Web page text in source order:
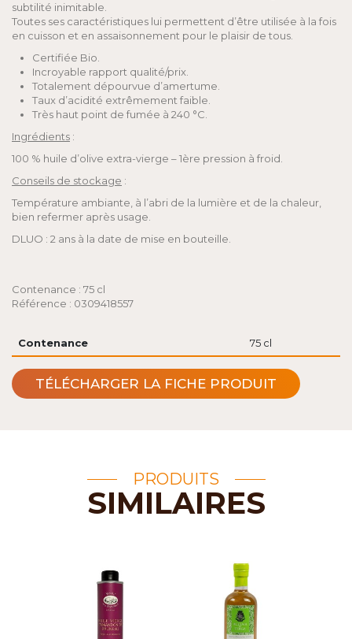
subtilité inimitable.
Toutes ses caractéristiques lui permettent d’être utilisée à la fois
en cuisson et en assaisonnement pour le plaisir de tous.
Certifiée Bio.
Incroyable rapport qualité/prix.
Totalement dépourvue d’amertume.
Taux d’acidité extrêmement faible.
Très haut point de fumée à 240 °C.
Ingrédients :
100 % huile d’olive extra-vierge – 1ère pression à froid.
Conseils de stockage :
Température ambiante, à l’abri de la lumière et de la chaleur,
bien refermer après usage.
DLUO : 2 ans à la date de mise en bouteille.
Contenance : 75 cl
Référence : 0309418557
Contenance 75 cl
TÉLÉCHARGER LA FICHE PRODUIT
PRODUITS
SIMILAIRES